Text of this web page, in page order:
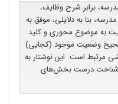
برابر شرح وظایف،
بنا به دلایلی، موفق به
به موضوع محوری و ‌کلید
صحیح وضعیت موجود (کجایی)
مرتبط است. این نوشتار به
شناخت درست بخش‌های